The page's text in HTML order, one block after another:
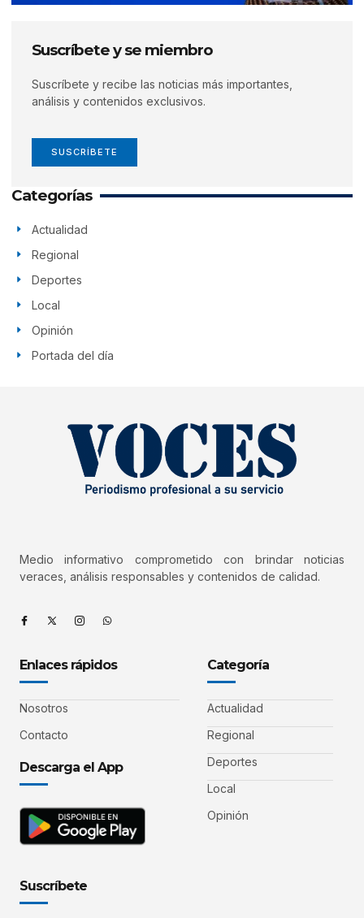
Suscríbete y se miembro
Suscríbete y recibe las noticias más importantes,
análisis y contenidos exclusivos.
SUSCRÍBETE
Categorías
Actualidad
Regional
Deportes
Local
Opinión
Portada del día
Medio informativo comprometido con brindar noticias
veraces, análisis responsables y contenidos de calidad.
Enlaces rápidos
Nosotros
Contacto
Descarga el App
Categoría
Actualidad
Regional
Deportes
Local
Opinión
Suscríbete